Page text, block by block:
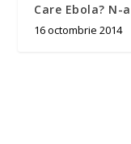
Care Ebola?
16 octombrie 2014